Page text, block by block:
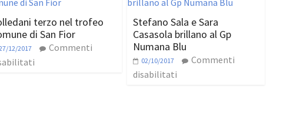
terzo nel trofeo
di San Fior
12/2017
Commenti
Stefano Sala e Sara
Casasola brillano al Gp
Numana Blu
02/10/2017
Commenti
disabilitati